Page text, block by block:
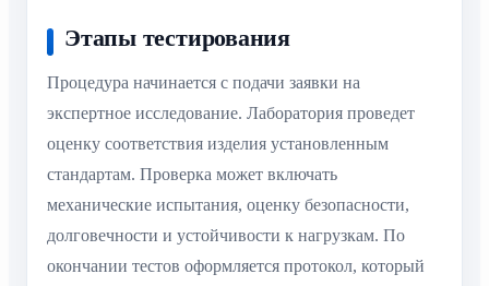
Этапы тестирования
Процедура начинается с подачи заявки на
экспертное исследование. Лаборатория проведет
оценку соответствия изделия установленным
стандартам. Проверка может включать
механические испытания, оценку безопасности,
долговечности и устойчивости к нагрузкам. По
окончании тестов оформляется протокол, который